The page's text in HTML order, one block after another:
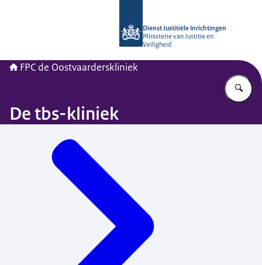
Dienst Justitiële Inrichtingen
Ministerie van Justitie en
Veiligheid
FPC de Oostvaarderskliniek
De tbs-kliniek